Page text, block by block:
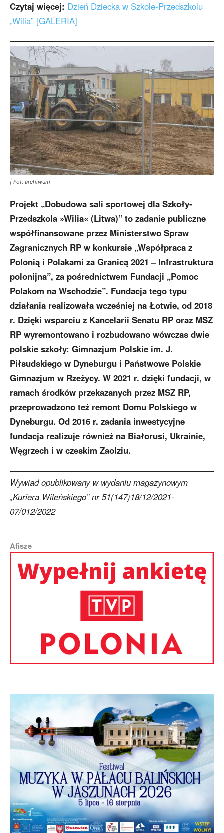
Czytaj więcej: Dzień Dziecka w Szkole-Przedszkolu
„Wilia” [GALERIA]
| Fot. archiwum
Projekt „Dobudowa sali sportowej dla Szkoły-
Przedszkola »Wilia« (Litwa)” to zadanie publiczne
współfinansowane przez Ministerstwo Spraw
Zagranicznych RP w konkursie „Współpraca z
Polonią i Polakami za Granicą 2021 – Infrastruktura
polonijna”, za pośrednictwem Fundacji „Pomoc
Polakom na Wschodzie”. Fundacja tego typu
działania realizowała wcześniej na Łotwie, od 2018
r. Dzięki wsparciu z Kancelarii Senatu RP oraz MSZ
RP wyremontowano i rozbudowano wówczas dwie
polskie szkoły: Gimnazjum Polskie im. J.
Piłsudskiego w Dyneburgu i Państwowe Polskie
Gimnazjum w Rzeżycy. W 2021 r. dzięki fundacji, w
ramach środków przekazanych przez MSZ RP,
przeprowadzono też remont Domu Polskiego w
Dyneburgu. Od 2016 r. zadania inwestycyjne
fundacja realizuje również na Białorusi, Ukrainie,
Węgrzech i w czeskim Zaolziu.
Wywiad opublikowany w wydaniu magazynowym
„Kuriera Wileńskiego” nr 51(147)18/12/2021-
07/012/2022
Afisze